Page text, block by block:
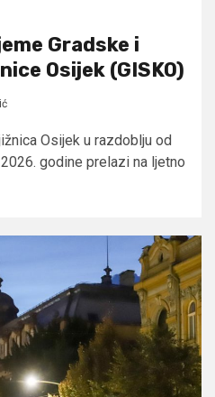
Gradske i
Osijek (GISKO)
Osijek u razdoblju od
godine prelazi na ljetno